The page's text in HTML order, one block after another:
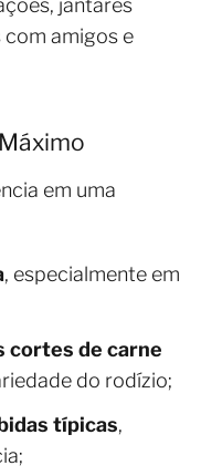
jantares
amigos e
em uma
, especialmente em
de carne
do rodízio;
típicas,